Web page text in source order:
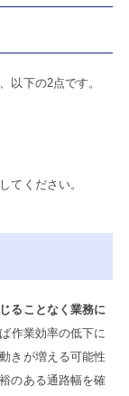
以下の2点です。
てください。
ることなく業務に
作業効率の低下に
きが増える可能性
のある通路幅を確